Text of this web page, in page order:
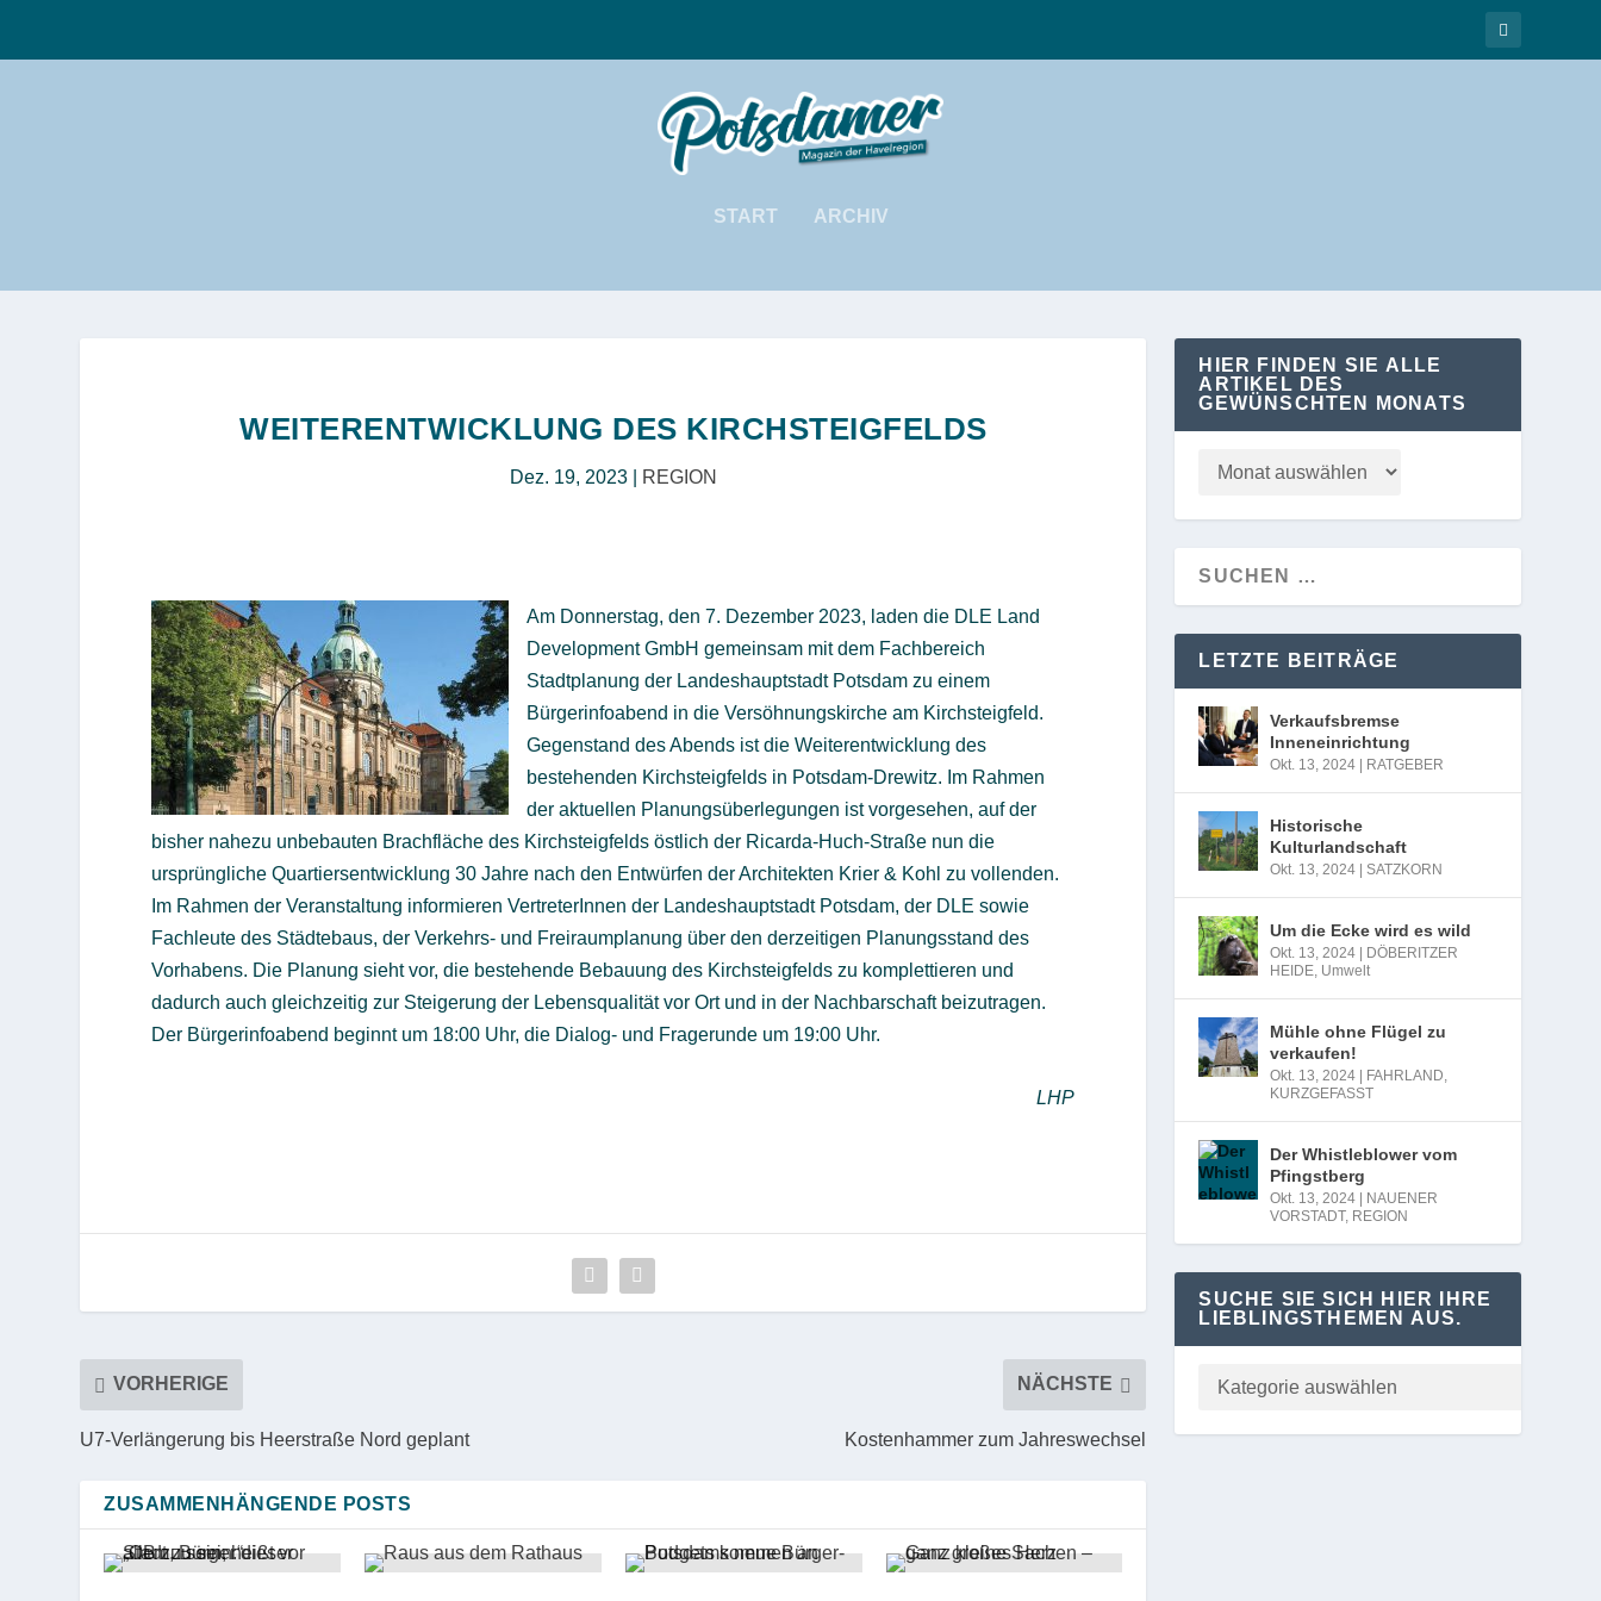
START ARCHIV
WEITERENTWICKLUNG DES KIRCHSTEIGFELDS
Dez. 19, 2023| REGION
Am Donnerstag, den 7. Dezember 2023, laden die DLE Land
Development GmbH gemeinsam mit dem Fachbereich
Stadtplanung der Landeshauptstadt Potsdam zu einem
Bürgerinfoabend in die Versöhnungskirche am Kirchsteigfeld.
Gegenstand des Abends ist die Weiterentwicklung des
bestehenden Kirchsteigfelds in Potsdam-Drewitz. Im Rahmen
der aktuellen Planungsüberlegungen ist vorgesehen, auf der
bisher nahezu unbebauten Brachfläche des Kirchsteigfelds östlich der Ricarda-Huch-Straße nun die
ursprüngliche Quartiersentwicklung 30 Jahre nach den Entwürfen der Architekten Krier & Kohl zu vollenden.
Im Rahmen der Veranstaltung informieren VertreterInnen der Landeshauptstadt Potsdam, der DLE sowie
Fachleute des Städtebaus, der Verkehrs- und Freiraumplanung über den derzeitigen Planungsstand des
Vorhabens. Die Planung sieht vor, die bestehende Bebauung des Kirchsteigfelds zu komplettieren und
dadurch auch gleichzeitig zur Steigerung der Lebensqualität vor Ort und in der Nachbarschaft beizutragen.
Der Bürgerinfoabend beginnt um 18:00 Uhr, die Dialog- und Fragerunde um 19:00 Uhr.
LHP
VORHERIGE
U7-Verlängerung bis Heerstraße Nord geplant
NÄCHSTE
Kostenhammer zum Jahreswechsel
ZUSAMMENHÄNGENDE POSTS
HIER FINDEN SIE ALLE
ARTIKEL DES
GEWÜNSCHTEN MONATS
LETZTE BEITRÄGE
Verkaufsbremse
Inneneinrichtung
Okt. 13, 2024 RATGEBER
Historische
Kulturlandschaft
Okt. 13, 2024 |SATZKORN
Um die Ecke wird es wild
Okt. 13, 2024
DÖBERITZER
HEIDE, Umwelt
Mühle ohne Flügel zu
verkaufen!
Okt. 13, 2024 FAHRLAND,
KURZGEFASST
Der Whistleblower vom
Pfingstberg
Okt. 13, 2024
NAUENER
VORSTADT, REGION
SUCHE SIE SICH HIER IHRE
LIEBLINGSTHEMEN AUS.